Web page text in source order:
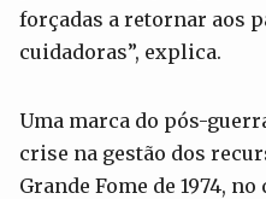
forçadas a retornar aos
cuidadoras”, explica.
Uma marca do pós-
crise na gestão dos
Grande Fome de 1974,